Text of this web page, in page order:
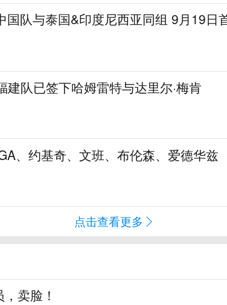
国队与泰国&印度尼西亚同组 9月19日
建队已签下哈姆雷特与达里尔·梅肯
、约基奇、文班、布伦森、爱德华兹
点击查看更多
卖脸！